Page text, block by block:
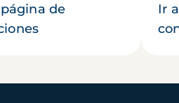
de
Ir